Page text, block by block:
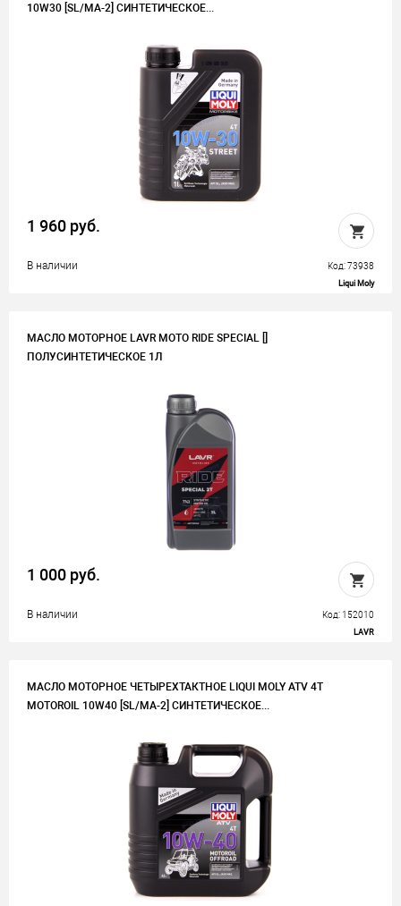
10W30 [SL/MA-2] СИНТЕТИЧЕСКОЕ...
1 960 руб.
В наличии Код: 73938
Liqui Moly
МАСЛО МОТОРНОЕ LAVR MOTO RIDE SPECIAL []
ПОЛУСИНТЕТИЧЕСКОЕ 1Л
1 000 руб.
В наличии Код: 152010
LAVR
МАСЛО МОТОРНОЕ ЧЕТЫРЕХТАКТНОЕ LIQUI MOLY ATV 4T
MOTOROIL 10W40 [SL/MA-2] СИНТЕТИЧЕСКОЕ...